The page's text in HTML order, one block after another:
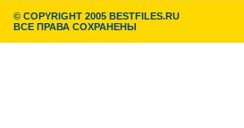
© COPYRIGHT 2005 BESTFILES.RU
ВСЕ ПРАВА СОХРАНЕНЫ